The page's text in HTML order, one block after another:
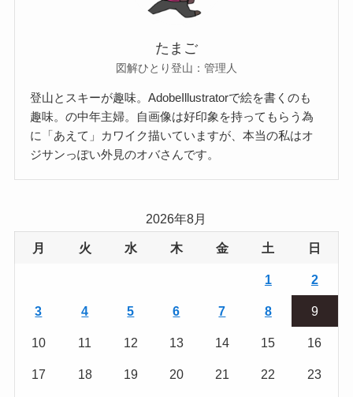
たまご
図解ひとり登山：管理人
登山とスキーが趣味。AdobeIllustratorで絵を書くのも
趣味。の中年主婦。自画像は好印象を持ってもらう為
に「あえて」カワイク描いていますが、本当の私はオ
ジサンっぽい外見のオバさんです。
2026年8月
月 火 水 木 金 土 日
1 2
3 4 5 6 7 8 9
10 11 12 13 14 15 16
17 18 19 20 21 22 23